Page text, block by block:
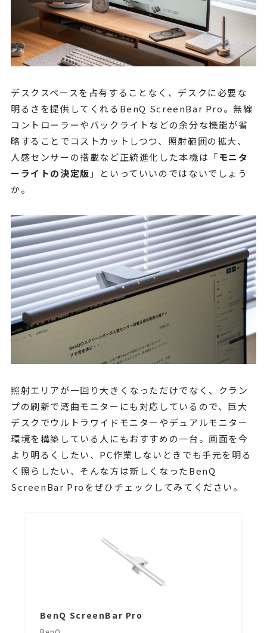
デスクスペースを占有することなく、デスクに必要な
明るさを提供してくれるBenQ ScreenBar Pro。無線
コントローラーやバックライトなどの余分な機能が省
略することでコストカットしつつ、照射範囲の拡大、
人感センサーの搭載など正統進化した本機は「モニタ
ーライトの決定版 」といっていいのではないでしょう
か。
照射エリアが一回り大きくなっただけでなく、クラン
プの刷新で湾曲モニターにも対応しているので、巨大
デスクでウルトラワイドモニターやデュアルモニター
環境を構築している人にもおすすめの一台。画面を今
より明るくしたい、PC作業しないときでも手元を明る
く照らしたい、そんな方は新しくなったBenQ
ScreenBar Proをぜひチェックしてみてください。
BenQ ScreenBar Pro